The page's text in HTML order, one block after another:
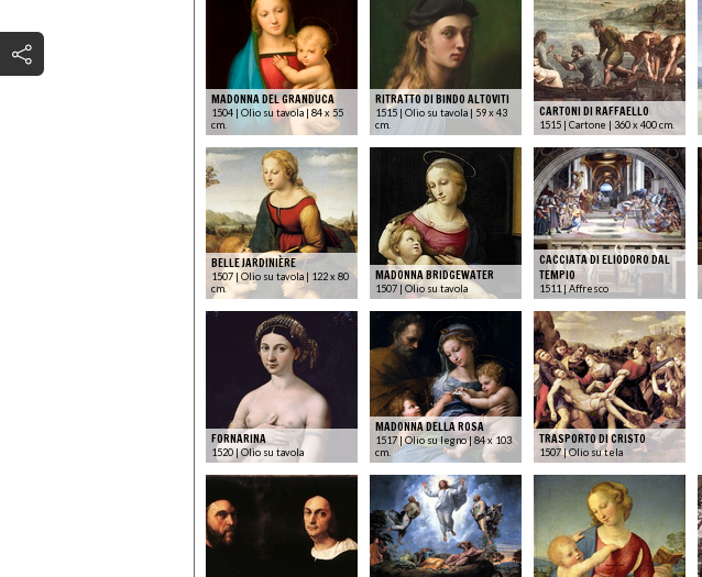
MADONNA DEL GRANDUCA
1504 | Olio su tavola | 84 x 55
cm.
RITRATTO DI BINDO ALTOVITI
1515 | Olio su tavola | 59 x 43
cm.
CARTONI DI RAFFAELLO
1515 | Cartone | 360 x 400 cm.
BELLE JARDINIÈRE
1507 | Olio su tavola | 122 x 80
cm.
MADONNA BRIDGEWATER
1507 | Olio su tavola
CACCIATA DI ELIODORO DAL
TEMPIO
1511 | Affresco
FORNARINA
1520 | Olio su tavola
MADONNA DELLA ROSA
1517 | Olio su legno | 84 x 103
cm.
TRASPORTO DI CRISTO
1507 | Olio su tela